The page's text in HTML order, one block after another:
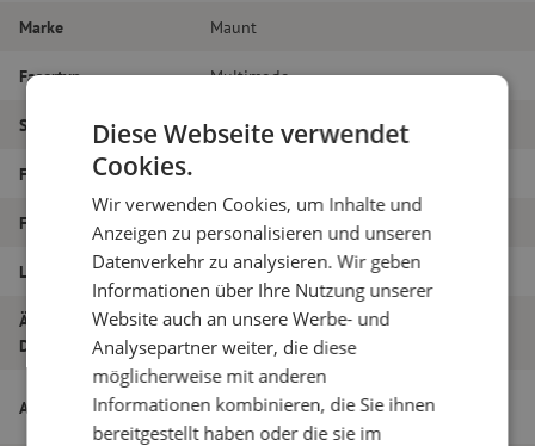
Marke Maunt
Fasertyp Multimode
Steckertyp LC/PC – LC/PC
Faser-Typ
Faseranzahl
Länge 15m
Äußerer
Durchmesser (mm)
1.8
Artikelname
Patchkabel duplex OM3, LC/PC-LC/PC,
Diese Webseite verwendet
Cookies.
Wir verwenden Cookies, um Inhalte und
Anzeigen zu personalisieren und unseren
Datenverkehr zu analysieren. Wir geben
Informationen über Ihre Nutzung unserer
Website auch an unsere Werbe- und
Analysepartner weiter, die diese
möglicherweise mit anderen
Informationen kombinieren, die Sie ihnen
bereitgestellt haben oder die sie im